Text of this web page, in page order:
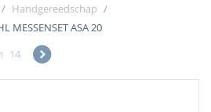
/ Handgereedschap /
MESSENSET ASA 20
14